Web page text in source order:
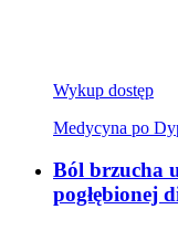
Wykup dostęp
Medycyna po
Ból brzucha
pogłębionej